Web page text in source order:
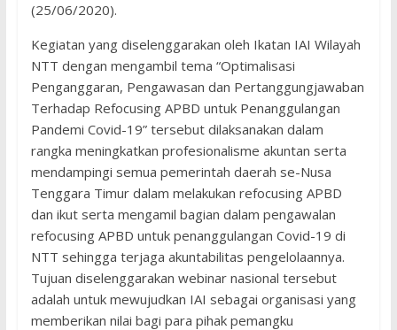
(25/06/2020).
Kegiatan yang diselenggarakan oleh Ikatan IAI Wilayah
NTT dengan mengambil tema “Optimalisasi
Penganggaran, Pengawasan dan Pertanggungjawaban
Terhadap Refocusing APBD untuk Penanggulangan
Pandemi Covid-19” tersebut dilaksanakan dalam
rangka meningkatkan profesionalisme akuntan serta
mendampingi semua pemerintah daerah se-Nusa
Tenggara Timur dalam melakukan refocusing APBD
dan ikut serta mengamil bagian dalam pengawalan
refocusing APBD untuk penanggulangan Covid-19 di
NTT sehingga terjaga akuntabilitas pengelolaannya.
Tujuan diselenggarakan webinar nasional tersebut
adalah untuk mewujudkan IAI sebagai organisasi yang
memberikan nilai bagi para pihak pemangku